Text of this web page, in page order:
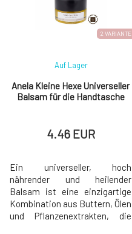
dieser Creme ist mit dem
patentierten pflanzlichen Prä-
und Probiotikum ECOSKIN®
2 VARIANTE
Anela Kleine Hexe Universeller
Balsam für die Handtasche
Auf Lager
4.46 EUR
Ein universeller, hoch
nährender und heilender
Balsam ist eine einzigartige
Kombination aus Buttern, Ölen
und Pflanzenextrakten, die